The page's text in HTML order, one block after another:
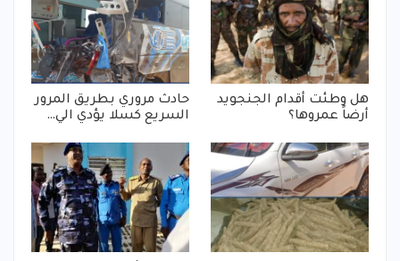
هل وطئت أقدام الجنجويد
أرضاً عمروها؟
حادث مروري بطريق المرور
السريع كسلا يؤدي الي…